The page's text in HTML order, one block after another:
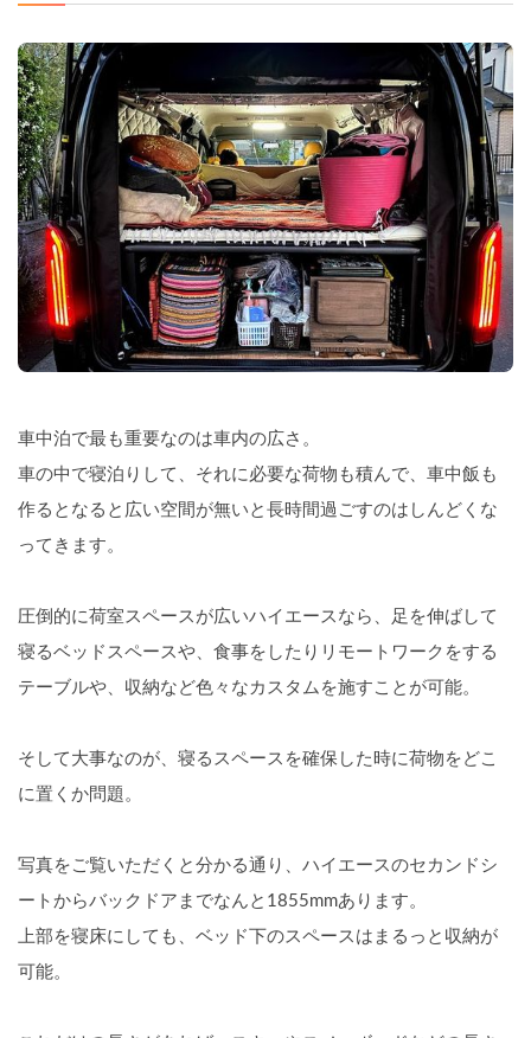
車中泊で最も重要なのは車内の広さ。
車の中で寝泊りして、それに必要な荷物も積んで、車中飯も
作るとなると広い空間が無いと長時間過ごすのはしんどくな
ってきます。
圧倒的に荷室スペースが広いハイエースなら、足を伸ばして
寝るベッドスペースや、食事をしたりリモートワークをする
テーブルや、収納など色々なカスタムを施すことが可能。
そして大事なのが、寝るスペースを確保した時に荷物をどこ
に置くか問題。
写真をご覧いただくと分かる通り、ハイエースのセカンドシ
ートからバックドアまでなんと1855mmあります。
上部を寝床にしても、ベッド下のスペースはまるっと収納が
可能。